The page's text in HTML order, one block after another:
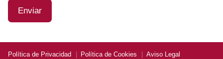
Política de Privacidad Política de Cookies
Aviso Legal